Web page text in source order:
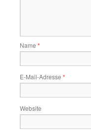
Name *
E-Mail-Adresse *
Website